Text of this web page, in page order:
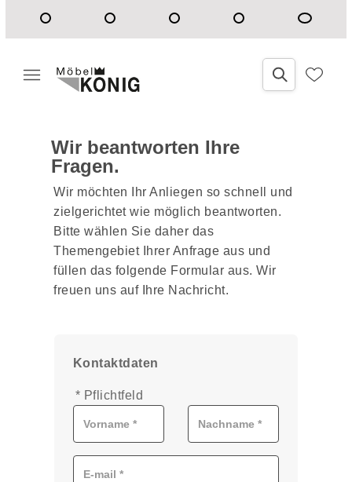
Wir beantworten Ihre
Fragen.
Wir möchten Ihr Anliegen so schnell und
zielgerichtet wie möglich beantworten.
Bitte wählen Sie daher das
Themengebiet Ihrer Anfrage aus und
füllen das folgende Formular aus. Wir
freuen uns auf Ihre Nachricht.
Kontaktdaten
* Pflichtfeld